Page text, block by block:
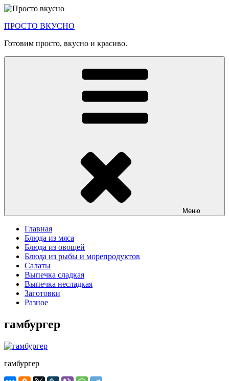
Перейти
содержимому
ПРОСТО ВКУСНО
Готовим просто, вкусно и красиво.
Меню
Главная
Блюда из мяса
Блюда из овощей
Блюда из рыбы и морепродуктов
Салаты
Выпечка сладкая
Выпечка несладкая
Заготовки
Разное
гамбургер
гамбургер